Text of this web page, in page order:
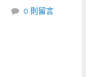
0 則留言